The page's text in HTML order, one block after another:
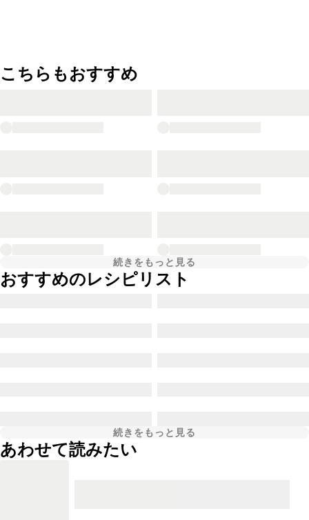
こちらもおすすめ
続きをもっと見る
おすすめのレシピリスト
続きをもっと見る
あわせて読みたい